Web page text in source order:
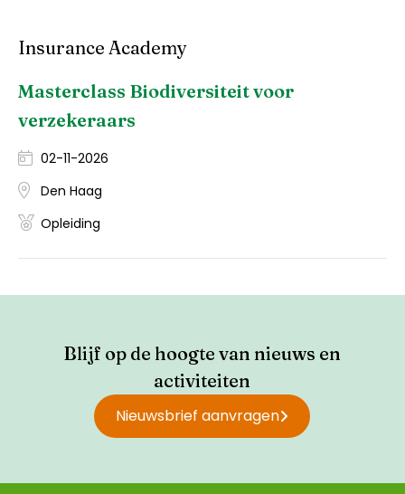
Insurance Academy
Masterclass Biodiversiteit voor
verzekeraars
02-11-2026
Den Haag
Opleiding
Blijf op de hoogte van nieuws en
activiteiten
Nieuwsbrief aanvragen